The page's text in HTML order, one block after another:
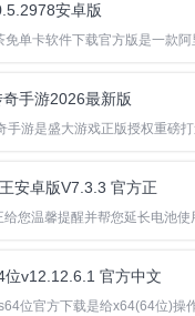
安卓版
免单卡软件下载官方版是一款阿
手游2026最新版
安卓版
手游是盛大游戏正版授权重磅
安卓版V7.3.3 官方正
您温馨提醒并帮您延长电池使
位v12.12.6.1 官方中文
位官方下载是给x64(64位)操